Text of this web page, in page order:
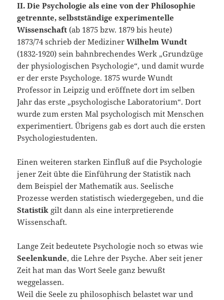
II. Die Psychologie als eine von der Philosophie
getrennte, selbstständige experimentelle
Wissenschaft (ab 1875 bzw. 1879 bis heute)
1873/74 schrieb der MedizinerWilhelm Wundt
(1832-1920) sein bahnbrechendes Werk „Grundzüge
der physiologischen Psychologie“, und damit wurde
er der erste Psychologe. 1875 wurde Wundt
Professor in Leipzig und eröffnete dort im selben
Jahr das erste „psychologische Laboratorium“. Dort
wurde zum ersten Mal psychologisch mit Menschen
experimentiert. Übrigens gab es dort auch die ersten
Psychologiestudenten.
Einen weiteren starken Einfluß auf die Psychologie
jener Zeit übte die Einführung der Statistik nach
dem Beispiel der Mathematik aus. Seelische
Prozesse werden statistisch wiedergegeben, und die
Statistik gilt dann als eine interpretierende
Wissenschaft.
Lange Zeit bedeutete Psychologie noch so etwas wie
Seelenkunde, die Lehre der Psyche. Aber seit jener
Zeit hat man das Wort Seele ganz bewußt
weggelassen.
Weil die Seele zu philosophisch belastet war und